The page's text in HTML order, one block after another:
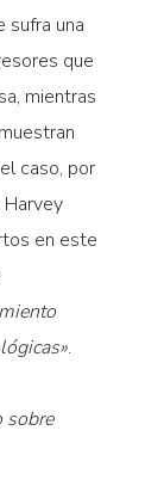
sufra una
que
mientras
caso, por
en este
.
sobre